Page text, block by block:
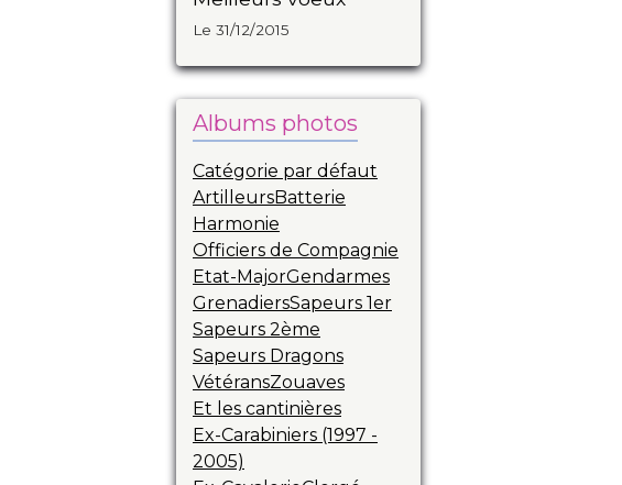
Le 31/12/2015
Albums photos
Catégorie par défaut
ArtilleursBatterie
Harmonie
Officiers de Compagnie
Etat-MajorGendarmes
GrenadiersSapeurs 1er
Sapeurs 2ème
Sapeurs Dragons
VétéransZouaves
Et les cantinières
Ex-Carabiniers (1997 -
2005)